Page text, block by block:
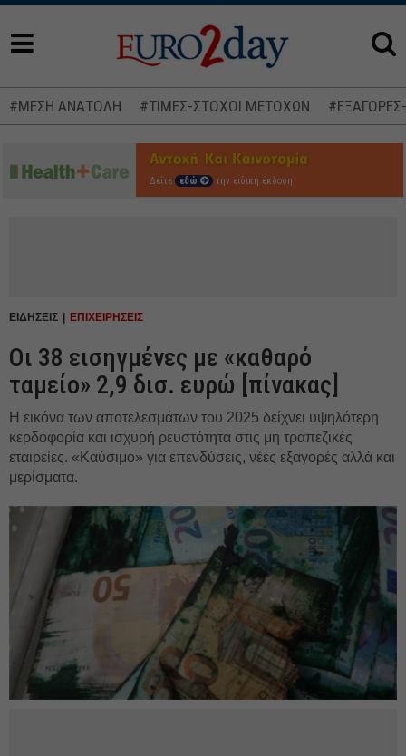
#ΜΕΣΗ ΑΝΑΤΟΛΗ #ΤΙΜΕΣ-ΣΤΟΧΟΙ ΜΕΤΟΧΩΝ
Δείτε εδώ την ειδική έκδοση
ΕΙΔΗΣΕΙΣ ΕΠΙΧΕΙΡΗΣΕΙΣ
Οι 38 εισηγμένες με «καθαρό
ταμείο» 2,9 δισ. ευρώ [πίνακας]
Η εικόνα των αποτελεσμάτων του 2025 δείχνει υψηλότερη
κερδοφορία και ισχυρή ρευστότητα στις μη τραπεζικές
εταιρείες. «Καύσιμο» για επενδύσεις, νέες εξαγορές αλλά και
μερίσματα.